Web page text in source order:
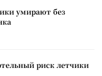
умирают без
риск летчики